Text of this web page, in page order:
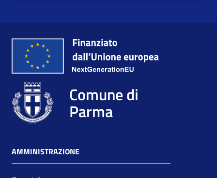
Comune di
Parma
AMMINISTRAZIONE